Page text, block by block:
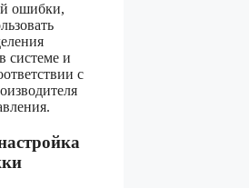
ошибки,
системе и
с